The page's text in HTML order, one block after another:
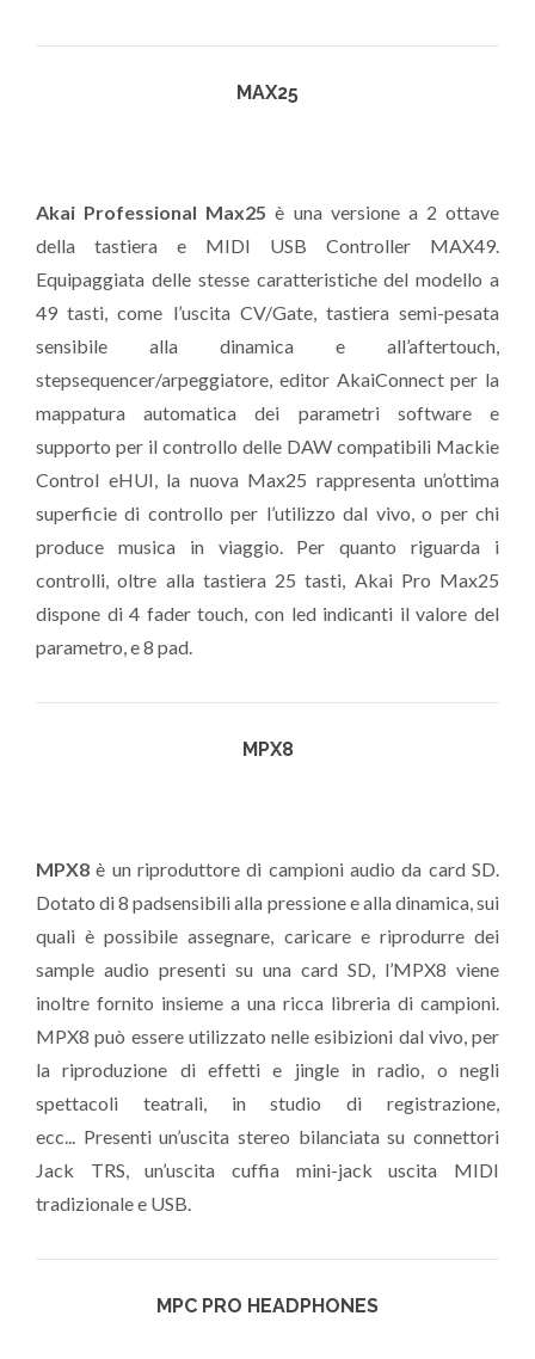
MAX25
Akai Professional Max25 è una versione a 2 ottave
della tastiera e MIDI USB Controller MAX49.
Equipaggiata delle stesse caratteristiche del modello a
49 tasti, come l’uscita CV/Gate, tastiera semi-pesata
sensibile alla dinamica e all’aftertouch,
stepsequencer/arpeggiatore, editor AkaiConnect per la
mappatura automatica dei parametri software e
supporto per il controllo delle DAW compatibili Mackie
Control eHUI, la nuova Max25 rappresenta un’ottima
superficie di controllo per l’utilizzo dal vivo, o per chi
produce musica in viaggio. Per quanto riguarda i
controlli, oltre alla tastiera 25 tasti, Akai Pro Max25
dispone di 4 fader touch, con led indicanti il valore del
parametro, e 8 pad.
MPX8
MPX8 è un riproduttore di campioni audio da card SD.
Dotato di 8 padsensibili alla pressione e alla dinamica, sui
quali è possibile assegnare, caricare e riprodurre dei
sample audio presenti su una card SD, l’MPX8 viene
inoltre fornito insieme a una ricca libreria di campioni.
MPX8 può essere utilizzato nelle esibizioni dal vivo, per
la riproduzione di effetti e jingle in radio, o negli
spettacoli teatrali, in studio di registrazione,
ecc... Presenti un’uscita stereo bilanciata su connettori
Jack TRS, un’uscita cuffia mini-jack uscita MIDI
tradizionale e USB.
MPC PRO HEADPHONES